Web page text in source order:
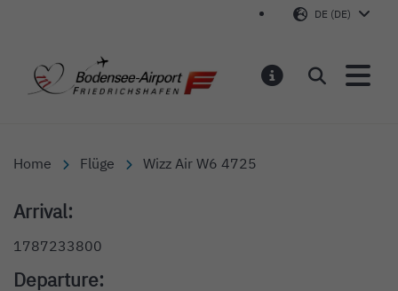
DE (DE)
Bodensee-Airport
Suchen
Home Flüge Wizz Air W6 4725
Arrival:
1787233800
Departure: